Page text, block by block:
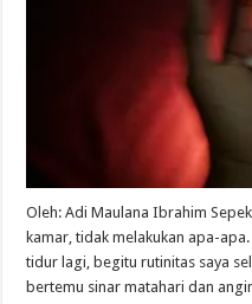
Oleh: Adi Maulana Ibrahim
kamar, tidak melakukan apa-
tidur lagi, begitu rutinitas saya
bertemu sinar matahari dan